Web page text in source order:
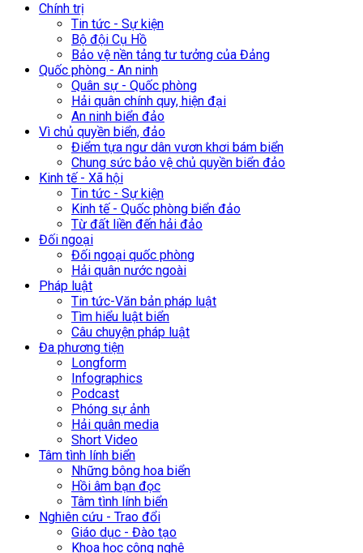
Chính trị
Tin tức - Sự kiện
Bộ đội Cụ Hồ
Bảo vệ nền tảng tư tưởng của Đảng
Quốc phòng - An ninh
Quân sự - Quốc phòng
Hải quân chính quy, hiện đại
An ninh biển đảo
Vì chủ quyền biển, đảo
Điểm tựa ngư dân vươn khơi bám biển
Chung sức bảo vệ chủ quyền biển đảo
Kinh tế - Xã hội
Tin tức - Sự kiện
Kinh tế - Quốc phòng biển đảo
Từ đất liền đến hải đảo
Đối ngoại
Đối ngoại quốc phòng
Hải quân nước ngoài
Pháp luật
Tin tức-Văn bản pháp luật
Tìm hiểu luật biển
Câu chuyện pháp luật
Đa phương tiện
Longform
Infographics
Podcast
Phóng sự ảnh
Hải quân media
Short Video
Tâm tình lính biển
Những bông hoa biển
Hồi âm bạn đọc
Tâm tình lính biển
Nghiên cứu - Trao đổi
Giáo dục - Đào tạo
Khoa học công nghệ